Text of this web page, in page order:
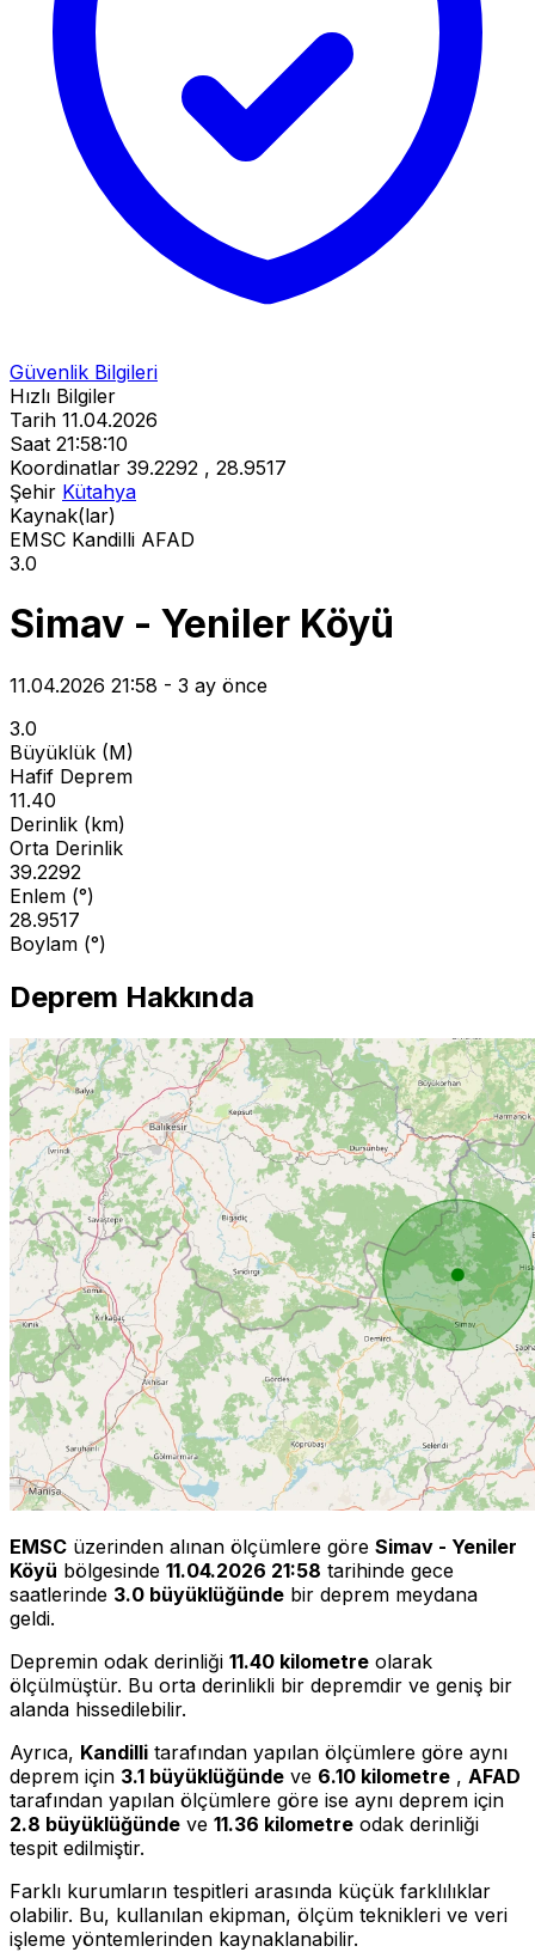
Güvenlik Bilgileri
Hızlı Bilgiler
Tarih 11.04.2026
Saat 21:58:10
Koordinatlar 39.2292 , 28.9517
Şehir Kütahya
Kaynak(lar)
EMSC Kandilli AFAD
3.0
Simav - Yeniler Köyü
11.04.2026 21:58 - 3 ay önce
3.0
Büyüklük (M)
Hafif Deprem
11.40
Derinlik (km)
Orta Derinlik
39.2292
Enlem (°)
28.9517
Boylam (°)
Deprem Hakkında
EMSC üzerinden alınan ölçümlere göre Simav - Yeniler
Köyü bölgesinde 11.04.2026 21:58 tarihinde gece
saatlerinde 3.0 büyüklüğünde bir deprem meydana
geldi.
Depremin odak derinliği 11.40 kilometre olarak
ölçülmüştür. Bu orta derinlikli bir depremdir ve geniş bir
alanda hissedilebilir.
Ayrıca, Kandilli tarafından yapılan ölçümlere göre aynı
deprem için 3.1 büyüklüğünde ve 6.10 kilometre , AFAD
tarafından yapılan ölçümlere göre ise aynı deprem için
2.8 büyüklüğünde ve 11.36 kilometre odak derinliği
tespit edilmiştir.
Farklı kurumların tespitleri arasında küçük farklılıklar
olabilir. Bu, kullanılan ekipman, ölçüm teknikleri ve veri
işleme yöntemlerinden kaynaklanabilir.